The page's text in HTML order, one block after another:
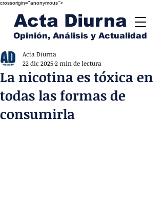
crossorigin="anonymous">
Acta Diurna
Opinión, Análisis y Actualidad
La nicotina es tóxica en
todas las formas de
consumirla
Acta Diurna
22 dic 20252 min de lectura